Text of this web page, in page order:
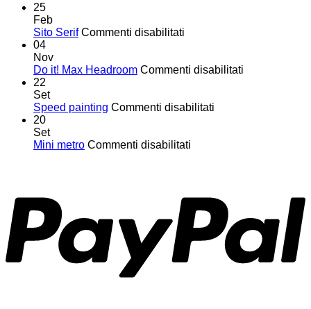
25
Feb
Sito Serif Commenti disabilitati
04
Nov
Do it! Max Headroom Commenti disabilitati
22
Set
Speed painting Commenti disabilitati
20
Set
Mini metro Commenti disabilitati